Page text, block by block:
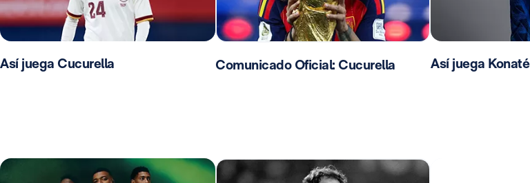
Así juega Cucurella Comunicado Oficial: Cucurella Así juega Konaté